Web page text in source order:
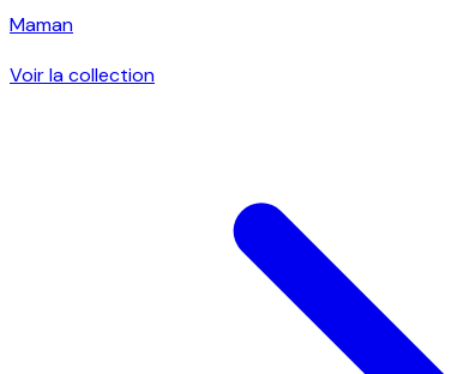
Maman
Voir la collection